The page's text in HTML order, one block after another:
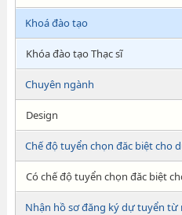
Khoá đào tạo
Khóa đào tạo Thạc sĩ
Chuyên ngành
Design
Chế độ tuyển chọn đăc biệt cho
Có chế độ tuyển chọn đăc biệt
Nhận hồ sơ đăng ký dự tuyển từ